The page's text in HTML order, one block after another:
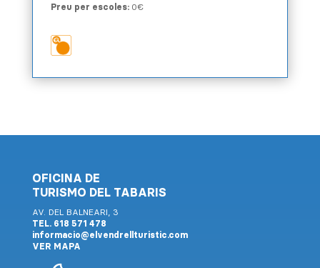
Preu per escoles: 0€
OFICINA DE
TURISMO DEL TABARIS
AV. DEL BALNEARI, 3
TEL. 618 571 478
informacio@elvendrellturistic.com
VER MAPA